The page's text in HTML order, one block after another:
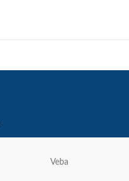
Veba